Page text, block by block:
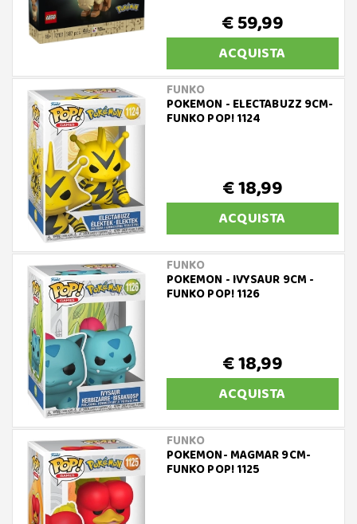
€ 59,99
ACQUISTA
FUNKO
POKEMON - ELECTABUZZ 9CM-
FUNKO POP! 1124
€ 18,99
ACQUISTA
FUNKO
POKEMON - IVYSAUR 9CM -
FUNKO POP! 1126
€ 18,99
ACQUISTA
FUNKO
POKEMON- MAGMAR 9CM-
FUNKO POP! 1125